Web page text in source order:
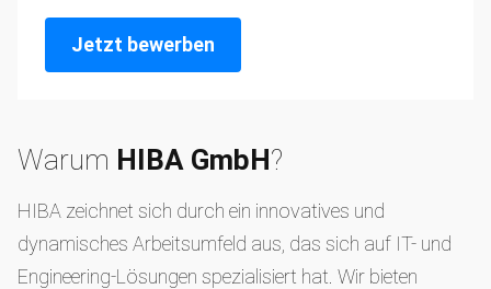
Jetzt bewerben
Warum HIBA GmbH?
HIBA zeichnet sich durch ein innovatives und
dynamisches Arbeitsumfeld aus, das sich auf IT- und
Engineering-Lösungen spezialisiert hat. Wir bieten